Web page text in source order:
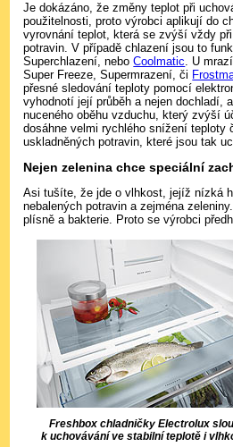
Je dokázáno, že změny teplot při
použitelnosti, proto výrobci aplikují do
vyrovnání teplot, která se zvýší vždy
potravin. V případě chlazení jsou to
Superchlazení, neboCoolmatic. U
Super Freeze, Supermrazení, či
přesné sledování teploty pomocí
vyhodnotí její průběh a nejen dochladí,
nuceného oběhu vzduchu, který zvýší
dosáhne velmi rychlého snížení teploty
uskladněných potravin, které jsou tak
Nejen zelenina chce speciální
Asi tušíte, že jde o vlhkost, jejíž nízká
nebalených potravin a zejména
plísně a bakterie. Proto se výrobci
Freshbox chladničky Electrolux
k uchovávání ve stabilní teplotě i